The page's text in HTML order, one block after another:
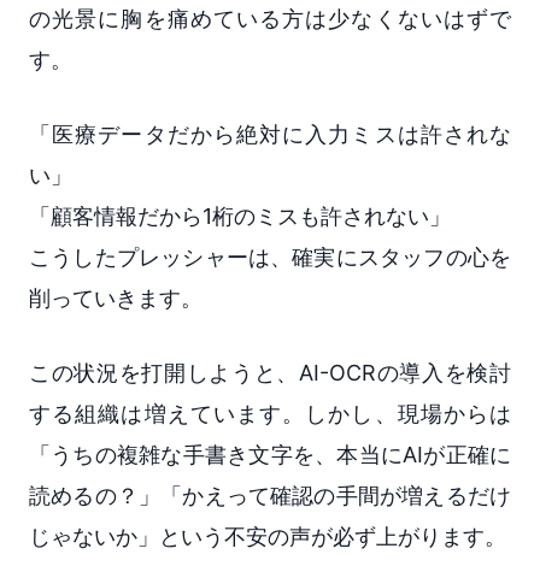
の光景に胸を痛めている方は少なくないはずで
す。
「医療データだから絶対に入力ミスは許されな
い」
「顧客情報だから1桁のミスも許されない」
こうしたプレッシャーは、確実にスタッフの心を
削っていきます。
この状況を打開しようと、AI-OCRの導入を検討
する組織は増えています。しかし、現場からは
「うちの複雑な手書き文字を、本当にAIが正確に
読めるの？」「かえって確認の手間が増えるだけ
じゃないか」という不安の声が必ず上がります。